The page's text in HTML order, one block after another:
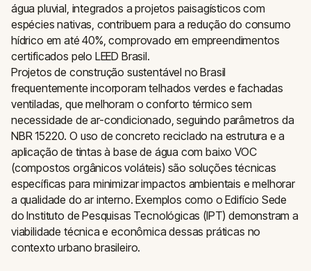
água pluvial, integrados a projetos paisagísticos com
espécies nativas, contribuem para a redução do consumo
hídrico em até 40%, comprovado em empreendimentos
certificados pelo LEED Brasil.
Projetos de construção sustentável no Brasil
frequentemente incorporam telhados verdes e fachadas
ventiladas, que melhoram o conforto térmico sem
necessidade de ar-condicionado, seguindo parâmetros da
NBR 15220. O uso de concreto reciclado na estrutura e a
aplicação de tintas à base de água com baixo VOC
(compostos orgânicos voláteis) são soluções técnicas
específicas para minimizar impactos ambientais e melhorar
a qualidade do ar interno. Exemplos como o Edifício Sede
do Instituto de Pesquisas Tecnológicas (IPT) demonstram a
viabilidade técnica e econômica dessas práticas no
contexto urbano brasileiro.